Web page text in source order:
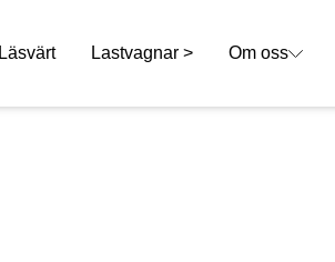
Läsvärt Lastvagnar > Om oss